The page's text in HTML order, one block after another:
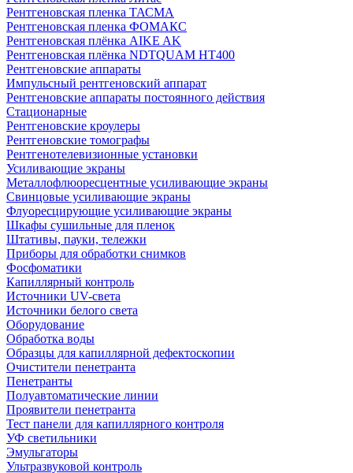
Рентгеновская пленка ТАСМА
Рентгеновская пленка ФОМАКС
Рентгеновская плёнка AIKE AK
Рентгеновская плёнка NDTQUAM HT400
Рентгеновские аппараты
Импульсный рентгеновский аппарат
Рентгеновские аппараты постоянного действия
Стационарные
Рентгеновские кроулеры
Рентгеновские томографы
Рентгенотелевизионные установки
Усиливающие экраны
Металлофлюоресцентные усиливающие экраны
Свинцовые усиливающие экраны
Флуоресцирующие усиливающие экраны
Шкафы сушильные для пленок
Штативы, пауки, тележки
Приборы для обработки снимков
Фосфоматики
Капиллярный контроль
Источники UV-света
Источники белого света
Оборудование
Обработка воды
Образцы для капиллярной дефектоскопии
Очистители пенетранта
Пенетранты
Полуавтоматические линии
Проявители пенетранта
Тест панели для капиллярного контроля
УФ светильники
Эмульгаторы
Ультразвуковой контроль